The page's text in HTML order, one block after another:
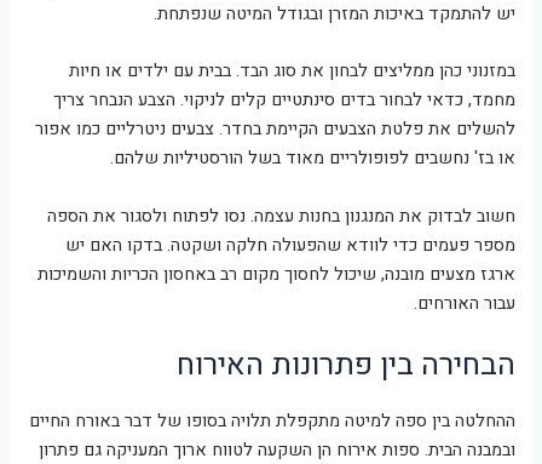
יש להתמקד באיכות המזרן ובגודל המיטה שנפתחת.
במזנוני כהן ממליצים לבחון את סוג הבד. בבית עם ילדים או חיות
מחמד, כדאי לבחור בדים סינתטיים קלים לניקוי. הצבע הנבחר צריך
להשלים את פלטת הצבעים הקיימת בחדר. צבעים ניטרליים כמו אפור
או בז' נחשבים לפופולריים מאוד בשל הורסטיליות שלהם.
חשוב לבדוק את המנגנון בחנות עצמה. נסו לפתוח ולסגור את הספה
מספר פעמים כדי לוודא שהפעולה חלקה ושקטה. בדקו האם יש
ארגז מצעים מובנה, שיכול לחסוך מקום רב באחסון הכריות והשמיכות
עבור האורחים.
הבחירה בין פתרונות האירוח
ההחלטה בין ספה למיטה מתקפלת תלויה בסופו של דבר באורח החיים
ובמבנה הבית. ספות אירוח הן השקעה לטווח ארוך המעניקה גם פתרון